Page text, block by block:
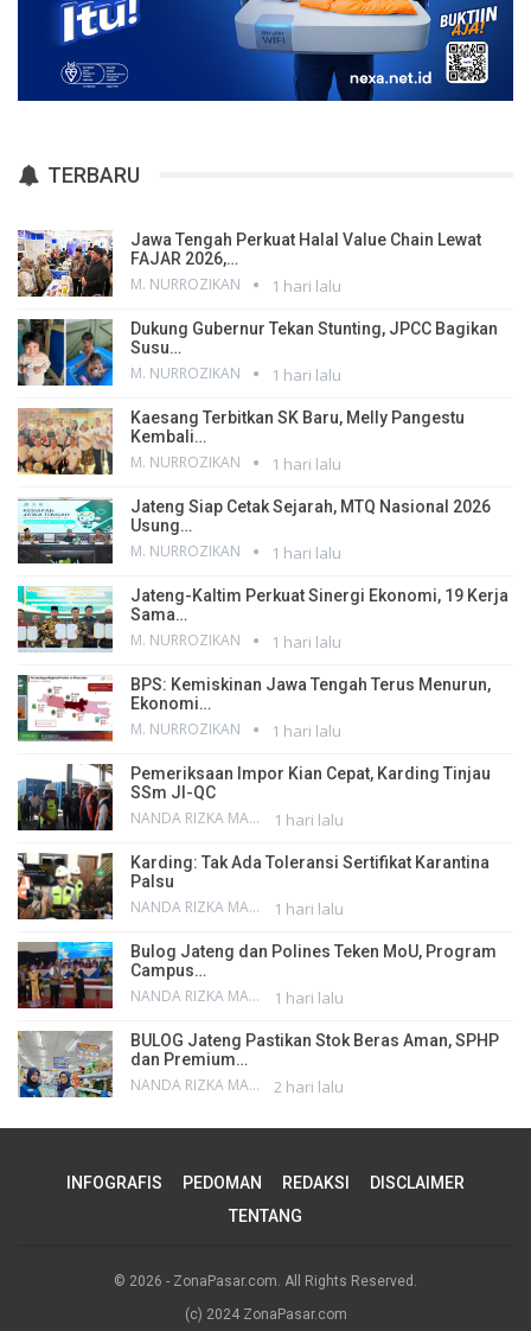
TERBARU
Jawa Tengah Perkuat Halal Value Chain Lewat
FAJAR 2026,…
M. NURROZIKAN 1 hari lalu
Dukung Gubernur Tekan Stunting, JPCC Bagikan
Susu…
M. NURROZIKAN 1 hari lalu
Kaesang Terbitkan SK Baru, Melly Pangestu
Kembali…
M. NURROZIKAN 1 hari lalu
Jateng Siap Cetak Sejarah, MTQ Nasional 2026
Usung…
M. NURROZIKAN 1 hari lalu
Jateng-Kaltim Perkuat Sinergi Ekonomi, 19 Kerja
Sama…
M. NURROZIKAN 1 hari lalu
BPS: Kemiskinan Jawa Tengah Terus Menurun,
Ekonomi…
M. NURROZIKAN 1 hari lalu
Pemeriksaan Impor Kian Cepat, Karding Tinjau
SSm JI-QC
NANDA RIZKA MAHENDRA 1 hari lalu
Karding: Tak Ada Toleransi Sertifikat Karantina
Palsu
NANDA RIZKA MAHENDRA 1 hari lalu
Bulog Jateng dan Polines Teken MoU, Program
Campus…
NANDA RIZKA MAHENDRA 1 hari lalu
BULOG Jateng Pastikan Stok Beras Aman, SPHP
dan Premium…
NANDA RIZKA MAHENDRA 2 hari lalu
INFOGRAFIS PEDOMAN REDAKSI
DISCLAIMER
TENTANG
© 2026 - ZonaPasar.com. All Rights Reserved.
(c) 2024 ZonaPasar.com